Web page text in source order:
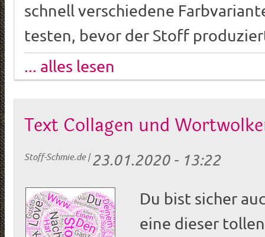
schnell verschiedene
testen, bevor der Stoff
... alles lesen
Text Collagen und
Stoff-Schmie.de|23.01.2020 - 13:22
Du bist sicher
eine dieser